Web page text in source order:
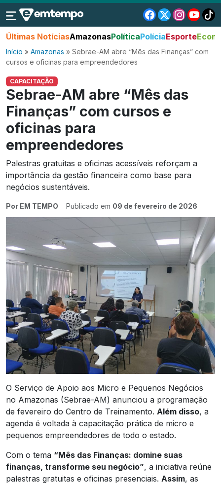
Últimas NotíciasAmazonasPolíticaPolíciaEsporte
Início » Amazonas » Sebrae-AM abre “Mês das Finanças” com
cursos e oficinas para empreendedores
CAPACITAÇÃO
Sebrae-AM abre “Mês das
Finanças” com cursos e
oficinas para
empreendedores
Palestras gratuitas e oficinas acessíveis reforçam a
importância da gestão financeira como base para
negócios sustentáveis.
Por EM TEMPO Publicado em 09 de fevereiro de 2026
O Serviço de Apoio aos Micro e Pequenos Negócios
no Amazonas (Sebrae-AM) anunciou a programação
de fevereiro do Centro de Treinamento. Além disso, a
agenda é voltada à capacitação prática de micro e
pequenos empreendedores de todo o estado.
Com o tema “Mês das Finanças: domine suas
finanças, transforme seu negócio”, a iniciativa reúne
palestras gratuitas e oficinas presenciais. Assim, as